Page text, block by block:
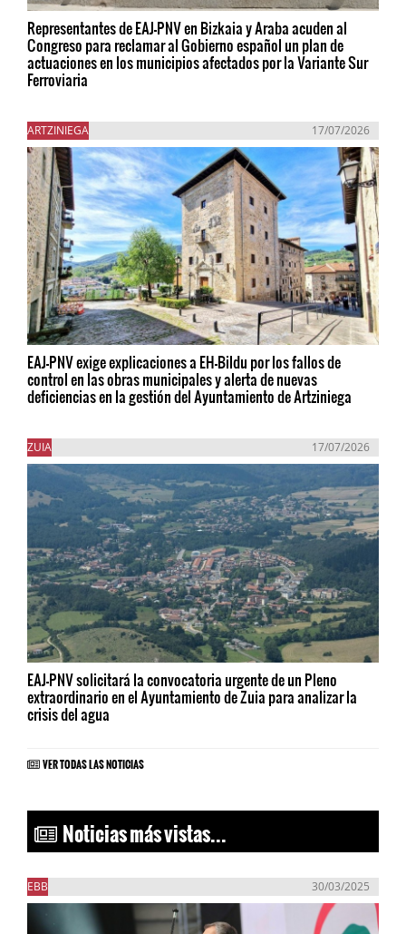
Representantes de EAJ-PNV en Bizkaia y Araba acuden al
Congreso para reclamar al Gobierno español un plan de
actuaciones en los municipios afectados por la Variante Sur
Ferroviaria
ARTZINIEGA 17/07/2026
EAJ-PNV exige explicaciones a EH-Bildu por los fallos de
control en las obras municipales y alerta de nuevas
deficiencias en la gestión del Ayuntamiento de Artziniega
ZUIA 17/07/2026
EAJ-PNV solicitará la convocatoria urgente de un Pleno
extraordinario en el Ayuntamiento de Zuia para analizar la
crisis del agua
VER TODAS LAS NOTICIAS
Noticias más vistas...
EBB 30/03/2025